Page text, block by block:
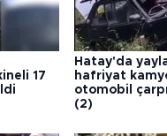
17
Hatay'da
hafriyat
otomobil
(2)